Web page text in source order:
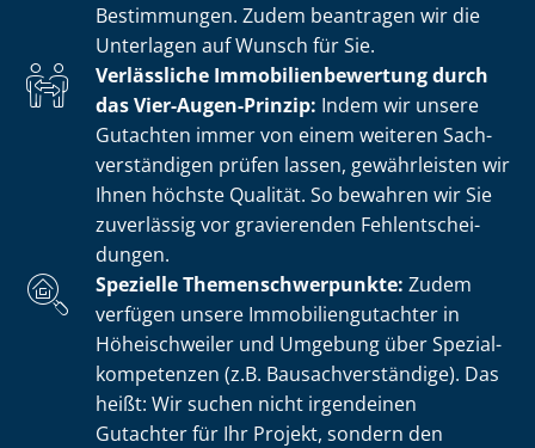
Bestimmungen. Zudem beantragen wir die
Unterlagen auf Wunsch für Sie.
Verlässliche Im­mo­bi­li­en­be­wer­tung durch
das Vier-Augen-Prinzip: Indem wir unsere
Gutachten immer von einem weiteren Sach­
ver­stän­di­gen prüfen lassen, gewährleisten wir
Ihnen höchste Qualität. So bewahren wir Sie
zuverlässig vor gravierenden Fehl­ent­schei­
dun­gen.
Spezielle The­men­schwer­punk­te: Zudem
verfügen unsere Im­mo­bi­li­en­gut­ach­ter in
Höheischweiler und Umgebung über Spe­zi­al­
kom­pe­ten­zen (z.B. Bau­sach­ver­stän­di­ge). Das
heißt: Wir suchen nicht irgendeinen
Gutachter für Ihr Projekt, sondern den